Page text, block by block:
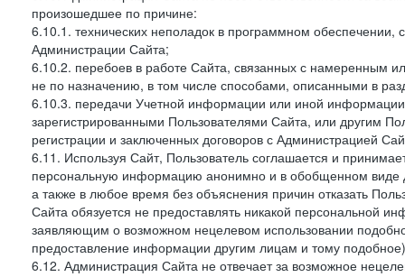
произошедшее по причине:
6.10.1. технических неполадок в программном
Администрации Сайта;
6.10.2. перебоев в работе Сайта, связанных с намеренным
не по назначению, в том числе способами, описанными в
6.10.3. передачи Учетной информации или иной
зарегистрированными Пользователями Сайта, или другим
регистрации и заключенных договоров с Администрацией
6.11. Используя Сайт, Пользователь соглашается и
персональную информацию анонимно и в обобщенном виде
а также в любое время без объяснения причин отказать
Сайта обязуется не предоставлять никакой персональной
заявляющим о возможном нецелевом использовании
предоставление информации другим лицам и тому
6.12. Администрация Сайта не отвечает за возможное